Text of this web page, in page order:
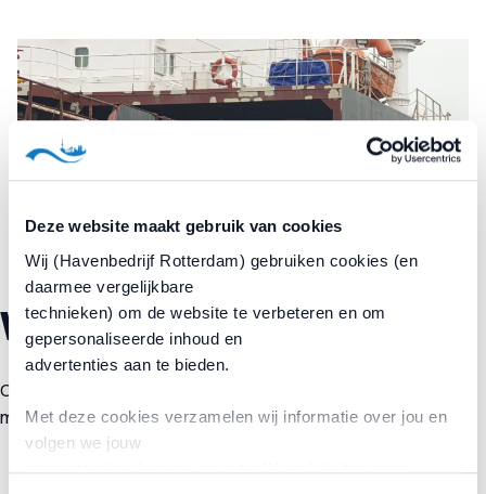
Deze website maakt gebruik van cookies
Wij (Havenbedrijf Rotterdam) gebruiken cookies (en
daarmee vergelijkbare
technieken) om de website te verbeteren en om
gepersonaliseerde inhoud en
advertenties aan te bieden.
Met deze cookies verzamelen wij informatie over jou en
volgen we jouw
Waarom dit initiatief?
Omdat wij van mening zijn dat zeevarenden niet de sluitpost
mogen zijn van de maritieme industrie.